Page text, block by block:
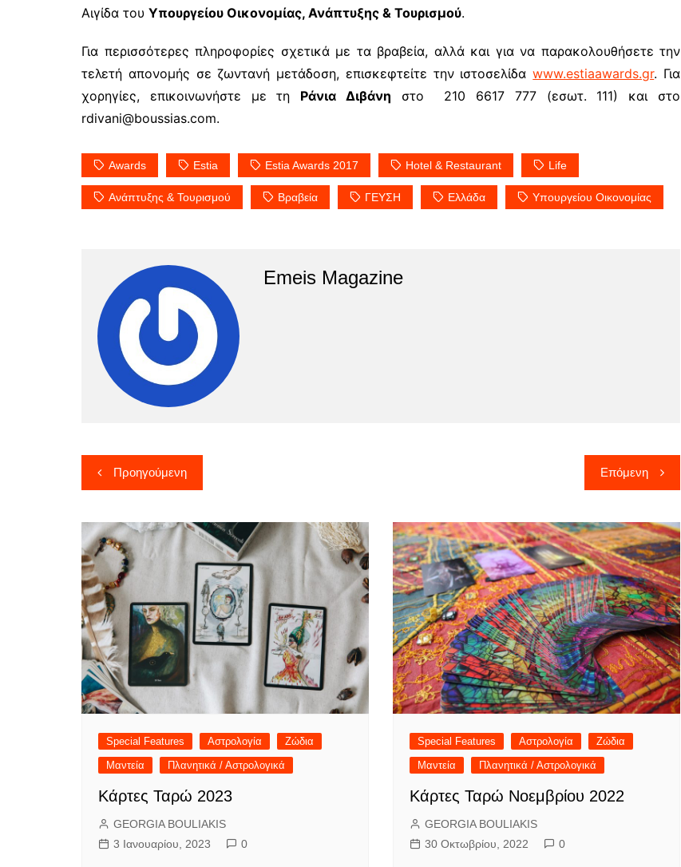
Αιγίδα του Υπουργείου Οικονομίας, Ανάπτυξης & Τουρισμού.
Για περισσότερες πληροφορίες σχετικά με τα βραβεία, αλλά και για να παρακολουθήσετε την
τελετή απονομής σε ζωντανή μετάδοση, επισκεφτείτε την ιστοσελίδαwww.estiaawards.gr. Για
χορηγίες, επικοινωνήστε με τη Ράνια Διβάνη στο 210 6617 777 (εσωτ. 111) και στο
rdivani@boussias.com.
Awards Estia Estia Awards 2017 Hotel & Restaurant Life
Ανάπτυξης & Τουρισμού Βραβεία ΓΕΥΣΗ Ελλάδα Υπουργείου Οικονομίας
Emeis Magazine
Πλοήγηση
άρθρων
Προηγούμενη Επόμενη
Special Features Αστρολογία
Ζώδια
Μαντεία
Πλανητικά / Αστρολογικά
Κάρτες Ταρώ 2023
GEORGIA BOULIAKIS
3 Ιανουαρίου, 2023
0
Special Features Αστρολογία
Ζώδια
Μαντεία
Πλανητικά / Αστρολογικά
Κάρτες Ταρώ Νοεμβρίου 2022
GEORGIA BOULIAKIS
30 Οκτωβρίου, 2022
0